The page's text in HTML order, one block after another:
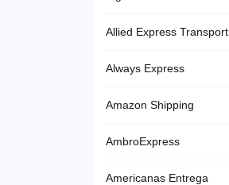
Allied Express Transport
Always Express
Amazon Shipping
AmbroExpress
Americanas Entrega